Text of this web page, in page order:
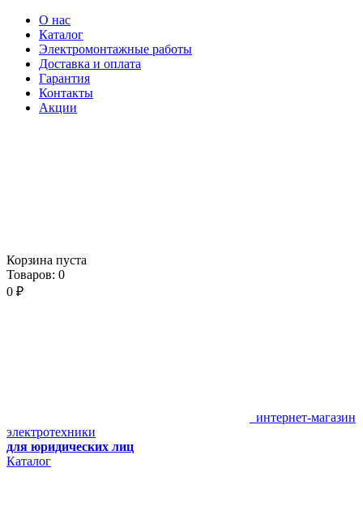
О нас
Каталог
Электромонтажные работы
Доставка и оплата
Гарантия
Контакты
Акции
Корзина пуста
Товаров: 0
0 ₽
интернет-магазин
электротехники
для юридических лиц
Каталог